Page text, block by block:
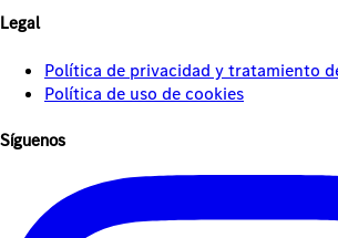
Legal
Política de privacidad y tratamiento
Política de uso de cookies
Síguenos